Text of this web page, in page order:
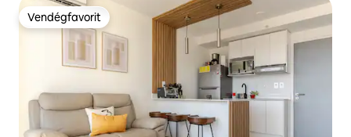
Vendégfavorit
Vendégfavorit